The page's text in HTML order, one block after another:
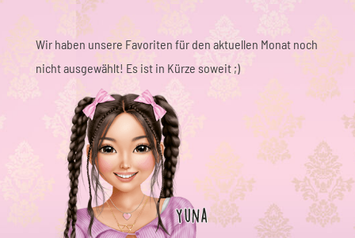
Wir haben unsere Favoriten für den aktuellen Monat noch
nicht ausgewählt! Es ist in Kürze soweit ;)